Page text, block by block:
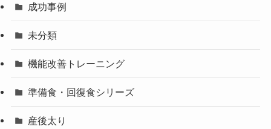
成功事例
未分類
機能改善トレーニング
準備食・回復食シリーズ
産後太り